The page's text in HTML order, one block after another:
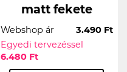
matt fekete
Webshop ár
3.490 Ft
Egyedi tervezéssel
6.480 Ft